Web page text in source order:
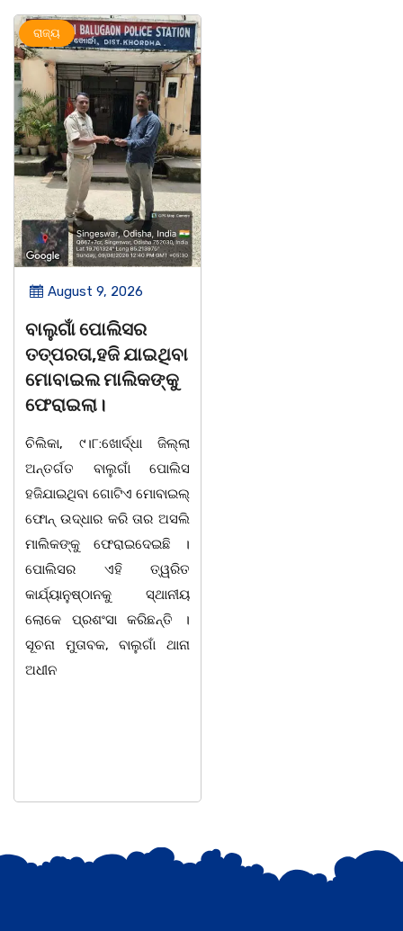
ରାଜ୍ୟ
August 9, 2026
ବାଲୁଗାଁ ପୋଲିସର
ତତ୍‌ପରତା,ହଜି ଯାଇଥିବା
ମୋବାଇଲ ମାଲିକଙ୍କୁ
ଫେରାଇଲା।
ଚିଲିକା, ୯।୮:ଖୋର୍ଦ୍ଧା ଜିଲ୍ଲା
ଅନ୍ତର୍ଗତ ବାଲୁଗାଁ ପୋଲିସ
ହଜିଯାଇଥିବା ଗୋଟିଏ ମୋବାଇଲ୍
ଫୋନ୍ ଉଦ୍ଧାର କରି ତାର ଅସଲି
ମାଲିକଙ୍କୁ ଫେରାଇଦେଇଛି ।
ପୋଲିସର ଏହି ତ୍ୱରିତ
କାର୍ଯ୍ୟାନୁଷ୍ଠାନକୁ ସ୍ଥାନୀୟ
ଲୋକେ ପ୍ରଶଂସା କରିଛନ୍ତି ।
ସୂଚନା ମୁତାବକ, ବାଲୁଗାଁ ଥାନା
ଅଧୀନ